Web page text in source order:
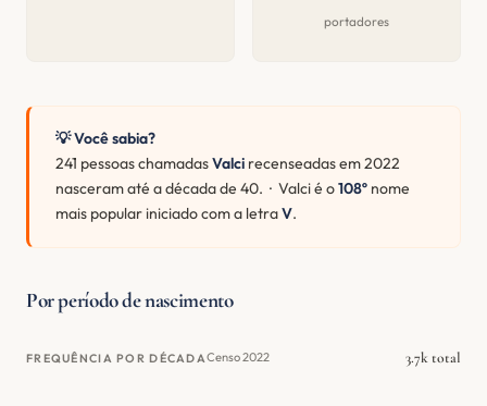
portadores
💡 Você sabia?
241 pessoas chamadasValci recenseadas em 2022
nasceram até a década de 40. · Valci é o108º nome
mais popular iniciado com a letraV.
Por período de nascimento
FREQUÊNCIA POR DÉCADACenso 2022 3.7k total